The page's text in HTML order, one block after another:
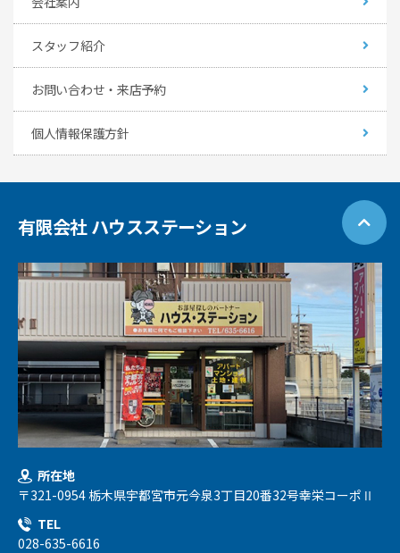
スタッフ紹介
お問い合わせ・来店予約
個人情報保護方針
有限会社 ハウスステーション
所在地
〒321-0954 栃木県宇都宮市元今泉3丁目20番32号幸栄コーポⅡ
TEL
028-635-6616